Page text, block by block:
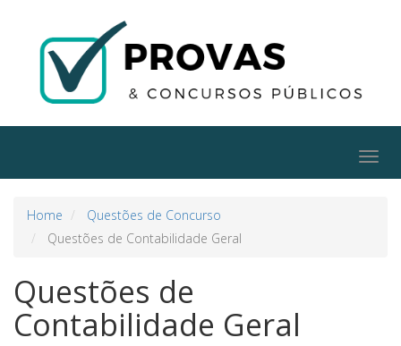
Home
Questões de Concurso
Questões de Contabilidade Geral
Questões de
Contabilidade Geral